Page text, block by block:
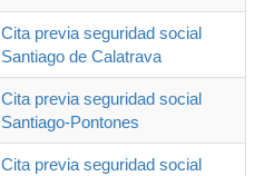
Cita previa seguridad social
Santiago de Calatrava
Cita previa seguridad social
Santiago-Pontones
Cita previa seguridad social